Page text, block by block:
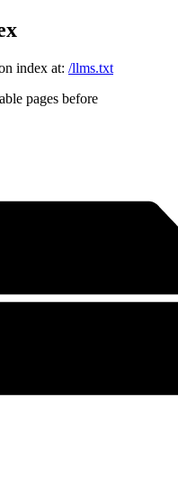
index at: /llms.txt
pages before